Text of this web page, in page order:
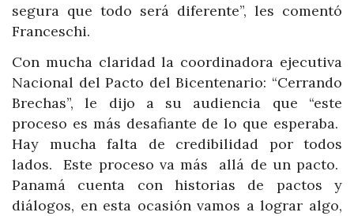
segura que todo será diferente”, les comentó
Franceschi.
Con mucha claridad la coordinadora ejecutiva
Nacional del Pacto del Bicentenario: “Cerrando
Brechas”, le dijo a su audiencia que “este
proceso es más desafiante de lo que esperaba.
Hay mucha falta de credibilidad por todos
lados. Este proceso va más allá de un pacto.
Panamá cuenta con historias de pactos y
diálogos, en esta ocasión vamos a lograr algo,